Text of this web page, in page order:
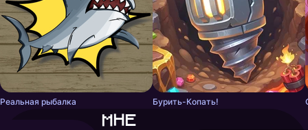
Реальная рыбалка Бурить-Копать!
Мне